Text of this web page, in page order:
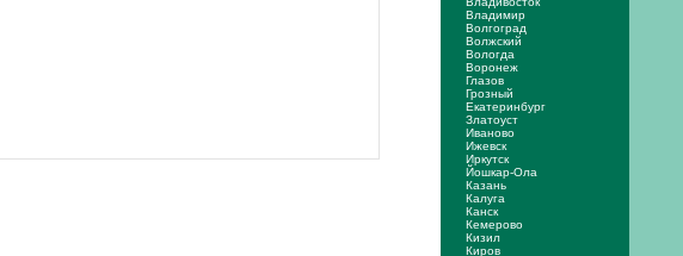
Владимир
Волгоград
Волжский
Вологда
Воронеж
Глазов
Грозный
Екатеринбург
Златоуст
Иваново
Ижевск
Иркутск
Йошкар-Ола
Казань
Калуга
Канск
Кемерово
Кизил
Киров